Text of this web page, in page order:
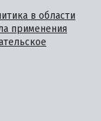
в области
применения